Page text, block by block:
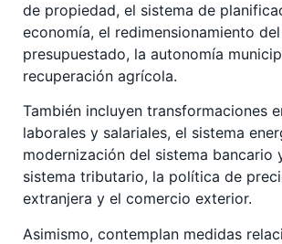
de propiedad, el sistema de
economía, el redimensionamiento
presupuestado, la autonomía
recuperación agrícola.
También incluyen transformaciones
laborales y salariales, el sistema
modernización del sistema bancario
sistema tributario, la política de
extranjera y el comercio exterior.
Asimismo, contemplan medidas